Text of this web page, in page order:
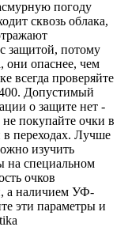
погоду
сквозь облака,
защитой, потому
они опаснее, чем
всегда проверяйте
Допустимый
о защите нет -
покупайте очки в
переходах. Лучше
изучить
на специальном
очков
а наличием УФ-
эти параметры и